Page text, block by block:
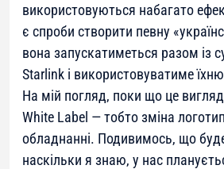
використовуються набагато
є спроби створити певну
вона запускатиметься разом із
Starlink і використовуватиме
На мій погляд, поки що це
White Label — тобто зміна
обладнанні. Подивимось, що
наскільки я знаю, у нас